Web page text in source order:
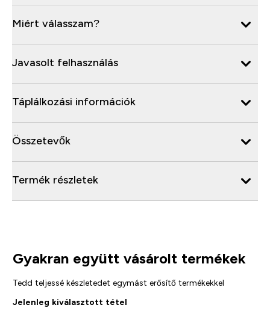
Miért válasszam?
Javasolt felhasználás
Táplálkozási információk
Összetevők
Termék részletek
Gyakran együtt vásárolt termékek
Tedd teljessé készletedet egymást erősítő termékekkel
Jelenleg kiválasztott tétel